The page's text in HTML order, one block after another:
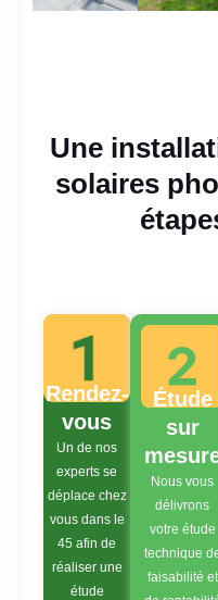
Une
solaires
Rendez-
vous
Un de nos
experts se
déplace chez
vous dans le
45 afin de
réaliser une
étude
Étude
sur
Nous vous
délivrons
votre étude
technique
faisabilité et